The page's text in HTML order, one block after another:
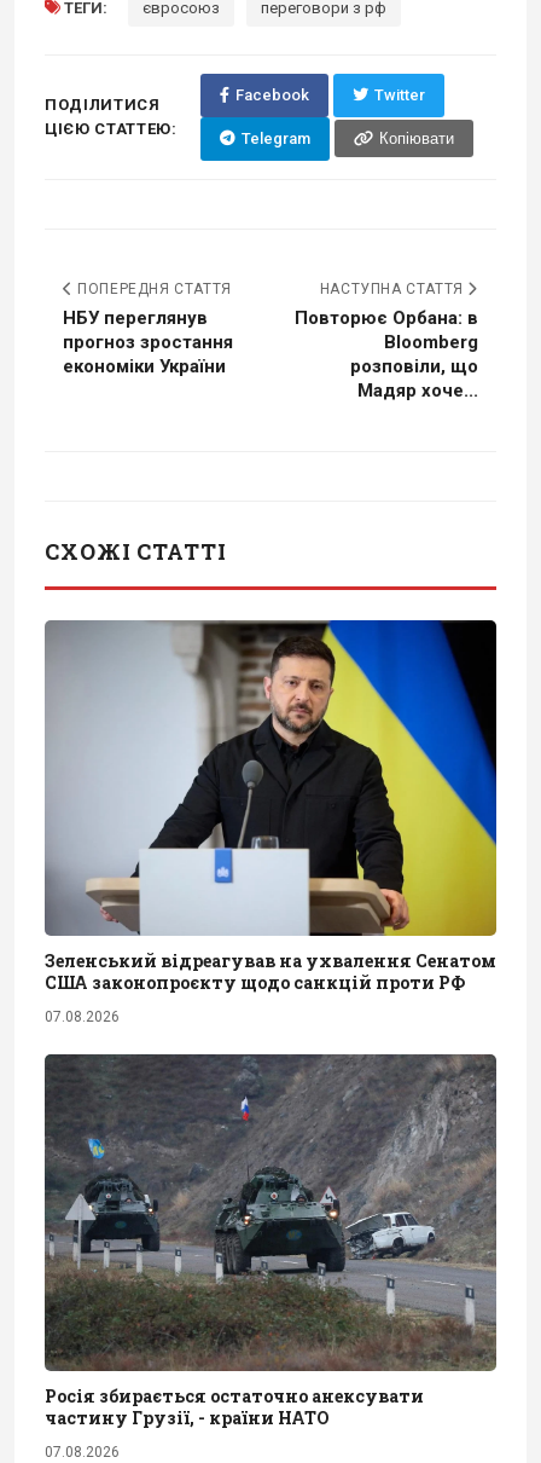
ТЕГИ: євросоюз переговори з рф
ПОДІЛИТИСЯ
ЦІЄЮ СТАТТЕЮ:
Facebook Twitter
Telegram Копіювати
ПОПЕРЕДНЯ СТАТТЯ
НБУ переглянув
прогноз зростання
економіки України
НАСТУПНА СТАТТЯ
Повторює Орбана: в
Bloomberg
розповіли, що
Мадяр хоче...
СХОЖІ СТАТТІ
Зеленський відреагував на ухвалення Сенатом
США законопроєкту щодо санкцій проти РФ
07.08.2026
Росія збирається остаточно анексувати
частину Грузії, - країни НАТО
07.08.2026